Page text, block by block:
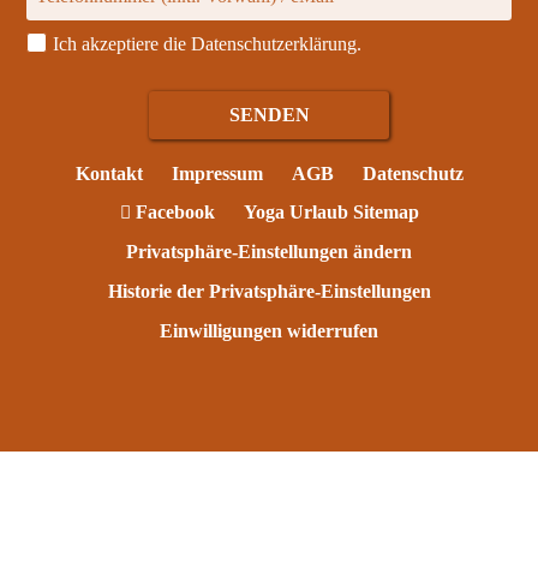
Ich akzeptiere dieDatenschutzerklärung.
Kontakt Impressum AGB
Datenschutz
Facebook
Yoga Urlaub Sitemap
Privatsphäre-Einstellungen ändern
Historie der Privatsphäre-Einstellungen
Einwilligungen widerrufen